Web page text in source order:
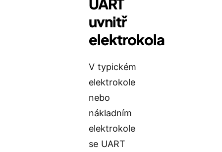
uvnitř
elektrokola
V typickém
elektrokole
nebo
nákladním
elektrokole
se UART